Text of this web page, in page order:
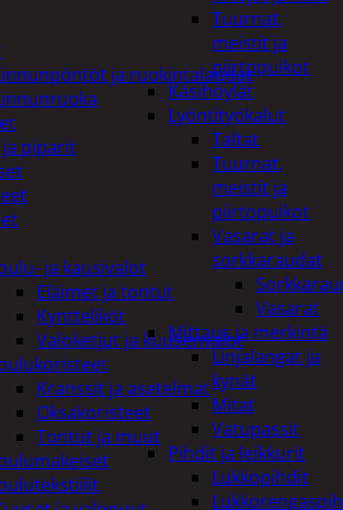
Tuurnat,
meistit ja
piirtopuikot
Käsihöylät
Lyöntityökalut
Taltat
Tuurnat,
meistit ja
piirtopuikot
Vasarat ja
sorkkaraudat
Vasarat
Mittaus ja merkintä
Linjalangat ja
kynät
Mitat
Vatupassit
Pihdit ja leikkurit
Lukkopihdit
ja ruokintalaudat
ja piparit
ja kausivalot
Eläimet ja tontut
Kyntteliköt
Valoketjut ja kuusenvalot
Kranssit ja asetelmat
Oksakoristeet
Tontut ja muut